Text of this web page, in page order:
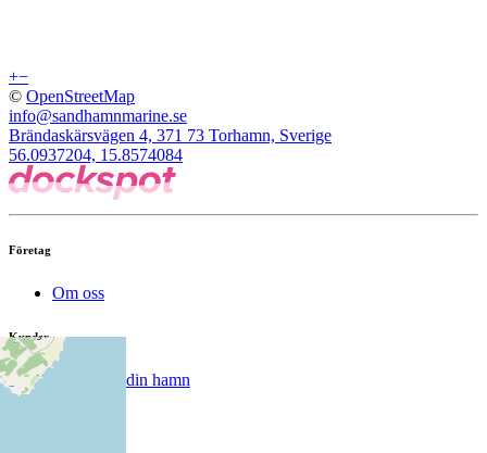
+−
© OpenStreetMap
info@sandhamnmarine.se
Brändaskärsvägen 4, 371 73 Torhamn, Sverige
56.0937204, 15.8574084
Företag
Om oss
Kunder
Registrera din hamn